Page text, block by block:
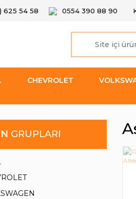
625 54 58 0554 390 88 90
CHEVROLET
GRUPLARI